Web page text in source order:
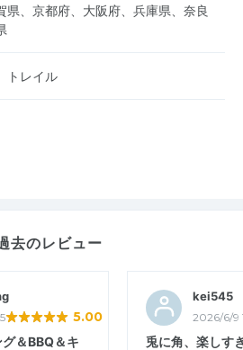
県、京都府、大阪府、兵庫県、奈良
トレイル
去のレビュー
5.00
＆BBQ＆キ
kei545
2026/6/9
兎に角、楽しす